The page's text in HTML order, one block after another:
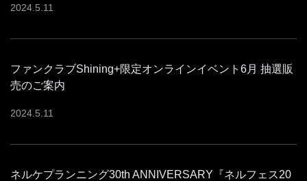
2024 5 11
ファンクラブShining+限定オンラインイベント6月 抽選販
売のご案内
2024 5 11
ネルケプランニング30th ANNIVERSARY『ネルフェス20